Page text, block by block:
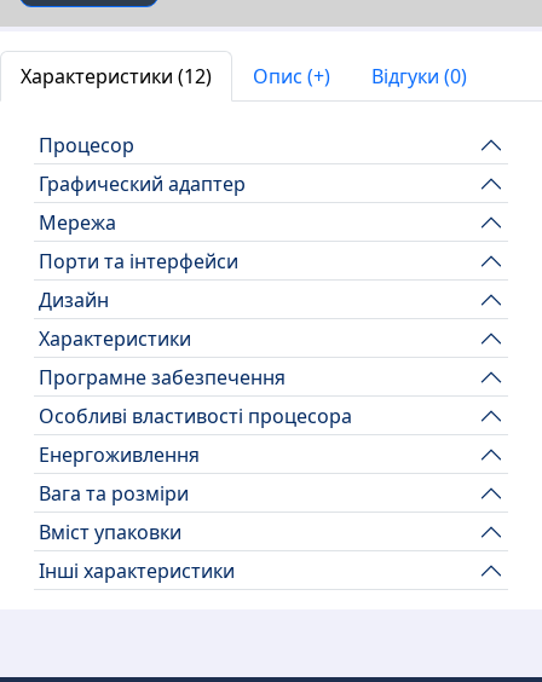
Характеристики (12) Опис (+) Відгуки (0)
Процесор
Графический адаптер
Мережа
Порти та інтерфейси
Дизайн
Характеристики
Програмне забезпечення
Особливі властивості процесора
Енергоживлення
Вага та розміри
Вміст упаковки
Інші характеристики